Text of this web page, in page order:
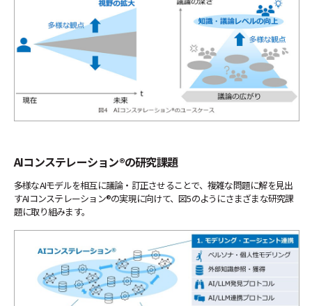
AIコンステレーション®の研究課題
多様なAIモデルを相互に議論・訂正させることで、複雑な問題に解を見出
すAIコンステレーション®の実現に向けて、図5のようにさまざまな研究課
題に取り組みます。